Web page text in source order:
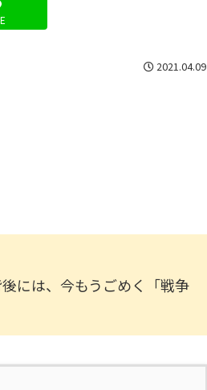
2021.04.09
には、今もうごめく「戦争